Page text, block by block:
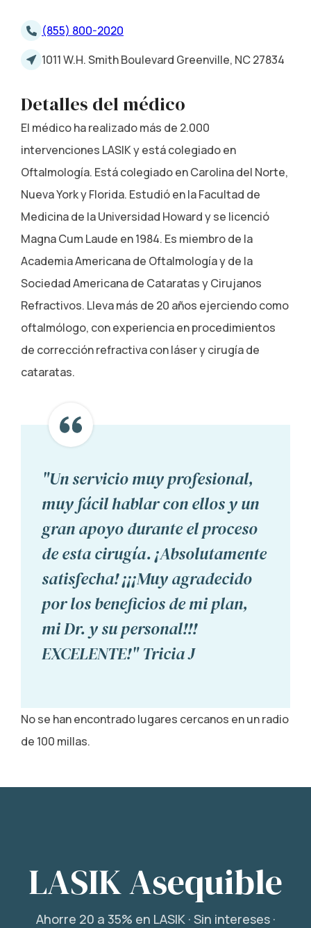
(855) 800-2020
1011 W.H. Smith Boulevard Greenville, NC 27834
Detalles del médico
El médico ha realizado más de 2.000
intervenciones LASIK y está colegiado en
Oftalmología. Está colegiado en Carolina del Norte,
Nueva York y Florida. Estudió en la Facultad de
Medicina de la Universidad Howard y se licenció
Magna Cum Laude en 1984. Es miembro de la
Academia Americana de Oftalmología y de la
Sociedad Americana de Cataratas y Cirujanos
Refractivos. Lleva más de 20 años ejerciendo como
oftalmólogo, con experiencia en procedimientos
de corrección refractiva con láser y cirugía de
cataratas.
"Un servicio muy profesional,
muy fácil hablar con ellos y un
gran apoyo durante el proceso
de esta cirugía. ¡Absolutamente
satisfecha! ¡¡¡Muy agradecido
por los beneficios de mi plan,
mi Dr. y su personal!!!
EXCELENTE!" Tricia J
No se han encontrado lugares cercanos en un radio
de 100 millas.
LASIK Asequible
Ahorre 20 a 35% en LASIK · Sin intereses ·